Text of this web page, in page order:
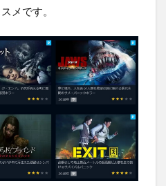
メです。